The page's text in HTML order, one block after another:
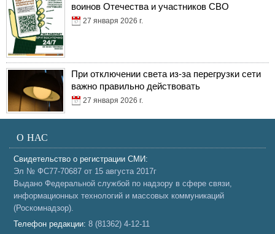
воинов Отечества и участников СВО
27 января 2026 г.
При отключении света из-за перегрузки сети
важно правильно действовать
27 января 2026 г.
О НАС
Свидетельство о регистрации СМИ:
Эл № ФС77-70687 от 15 августа 2017г
Выдано Федеральной службой по надзору в сфере связи,
информационных технологий и массовых коммуникаций
(Роскомнадзор).
Телефон редакции: 8 (81362) 4-12-11